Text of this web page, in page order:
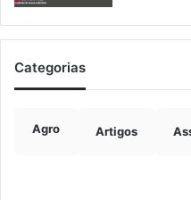
Categorias
Agro Artigos